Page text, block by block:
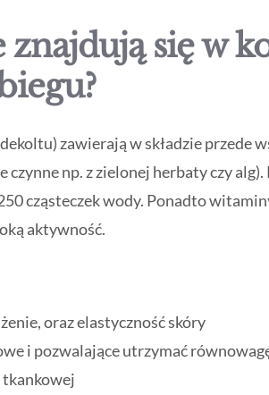
znajdują się w
zawierają w składzie przede
czynne np. z zielonej herbaty czy
cząsteczek wody. Ponadto
aktywność.
oraz elastyczność skóry
i pozwalające utrzymać
tkankowej